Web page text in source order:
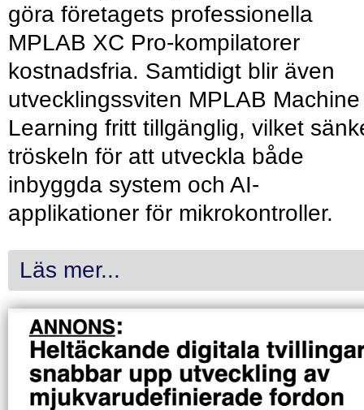
göra företagets professionella
MPLAB XC Pro-kompilatorer
kostnadsfria. Samtidigt blir även
utvecklingssviten MPLAB Machine
Learning fritt tillgänglig, vilket
tröskeln för att utveckla både
inbyggda system och AI-
applikationer för mikrokontroller.
Läs mer...